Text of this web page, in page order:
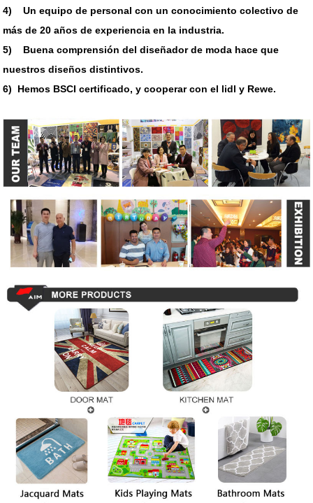
4) Un equipo de personal con un conocimiento colectivo de
más de 20 años de experiencia en la industria.
5) Buena comprensión del diseñador de moda hace que
nuestros diseños distintivos.
6) Hemos BSCI certificado, y cooperar con el lidl y Rewe.